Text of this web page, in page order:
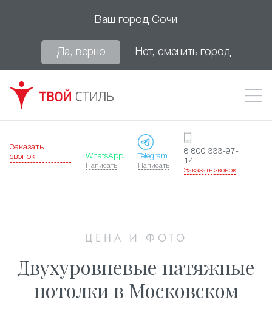
Ваш город Сочи
Да, верно Нет, сменить город
Заказать
звонок
WhatsApp
Написать
Telegram
Написать
8 800 333-97-
14
Заказать звонок
ЦЕНА И ФОТО
Двухуровневые натяжные
потолки в Московском